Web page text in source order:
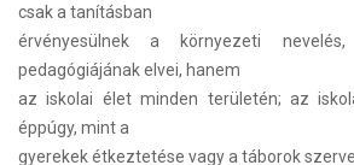
csak a tanításban
érvényesülnek a környezeti
pedagógiájának elvei, hanem
az iskolai élet minden területén; az
éppúgy, mint a
gyerekek étkeztetése vagy a táborok